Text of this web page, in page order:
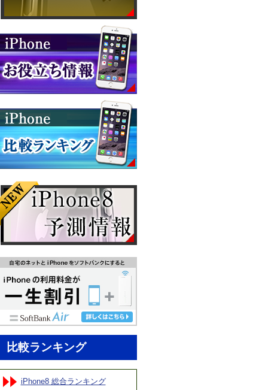
比較ランキング
iPhone8 総合ランキング